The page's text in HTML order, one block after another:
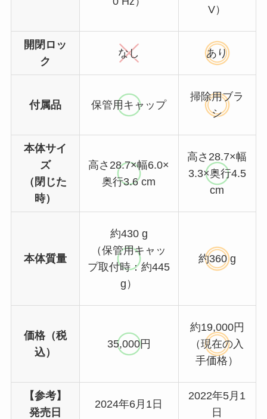
V）
開閉ロッ
ク
なし あり
付属品 保管用キャップ
掃除用ブラ
シ
本体サイ
ズ
（閉じた
時）
高さ28.7×幅6.0×
奥行3.6 cm
高さ28.7×幅
3.3×奥行4.5
cm
本体質量
約430 g
（保管用キャッ
プ取付時：約445
g）
約360 g
価格（税
込）
35,000円
約19,000円
（現在の入
手価格）
【参考】
発売日
2024年6月1日
2022年5月1
日